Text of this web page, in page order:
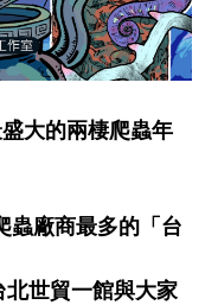
大的兩棲爬蟲年
蟲廠商最多的「台
世貿一館與大家